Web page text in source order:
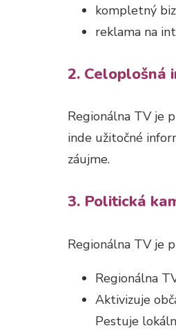
kompletný
reklama na
2. Celoplošná
Regionálna TV je
inde užitočné
záujme.
3. Politická
Regionálna TV je
Regionálna
Aktivizuje
Pestuje